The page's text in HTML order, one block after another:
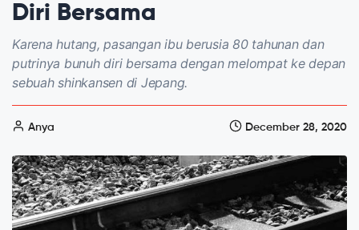
Diri Bersama
Karena hutang, pasangan ibu berusia 80 tahunan dan
putrinya bunuh diri bersama dengan melompat ke depan
sebuah shinkansen di Jepang.
Anya December 28, 2020